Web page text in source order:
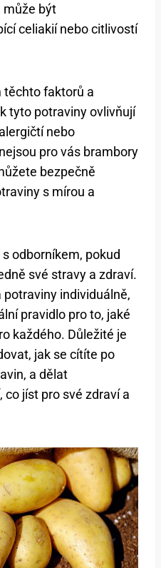
může být
celiakií nebo citlivostí
těchto faktorů a
tyto potraviny ovlivňují
nebo
pro vás brambory
bezpečně
s mírou a
odborníkem, pokud
své stravy a zdraví.
potraviny individuálně,
pravidlo pro to, jaké
každého. Důležité je
jak se cítíte po
a dělat
jíst pro své zdraví a